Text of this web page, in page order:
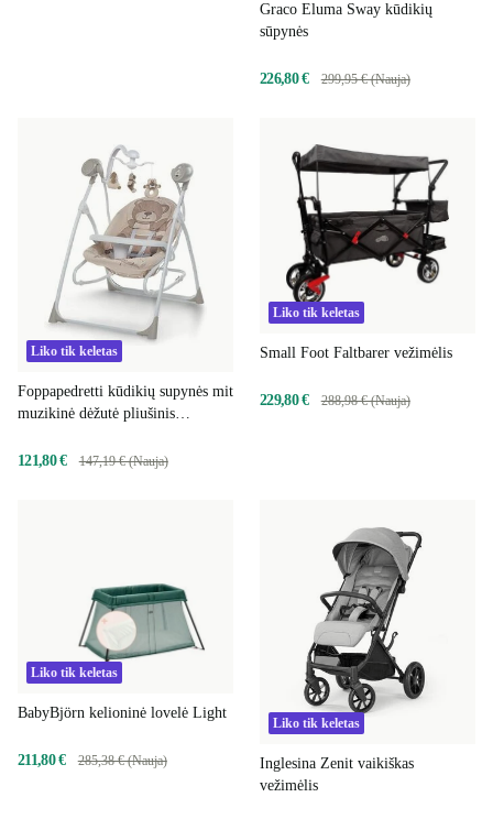
Graco Eluma Sway kūdikių
sūpynės
226,80 € 299,95 € (Nauja)
Liko tik keletas
Foppapedretti kūdikių supynės mit
muzikinė dėžutė pliušinis
121,80 €
147,19 € (Nauja)
Liko tik keletas
Small Foot Faltbarer vežimėlis
229,80 € 288,98 € (Nauja)
Liko tik keletas
BabyBjörn kelioninė lovelė Light
211,80 € 285,38 € (Nauja)
Liko tik keletas
Inglesina Zenit vaikiškas
vežimėlis